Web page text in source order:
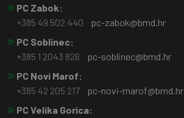
PC Zabok:
+385 49 502 440
pc-zabok@bmd.hr
PC Soblinec:
+385 1 2043 826
pc-soblinec@bmd.hr
PC Novi Marof:
+385 42 205 217
pc-novi-marof@bmd.hr
PC Velika Gorica: